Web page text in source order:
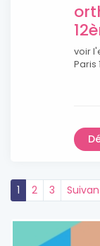
voir
Paris
1 2 3